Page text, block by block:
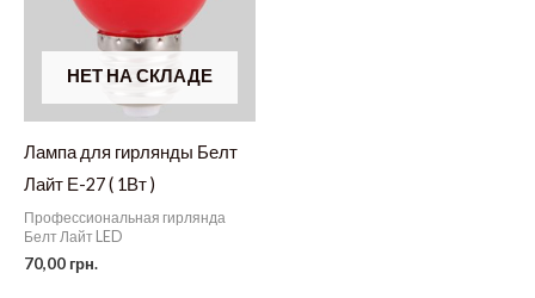
НЕТ НА СКЛАДЕ
Лампа для гирлянды Белт
Лайт Е-27 ( 1Вт )
Профессиональная гирлянда
Белт Лайт LED
70,00 грн.